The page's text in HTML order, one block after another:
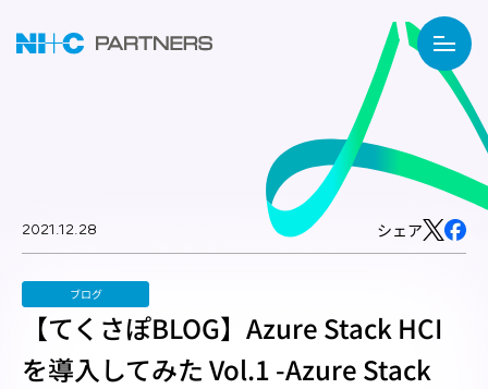
2021.12.28 シェア
ブログ
【てくさぽBLOG】Azure Stack HCI
を導入してみた Vol.1 -Azure Stack